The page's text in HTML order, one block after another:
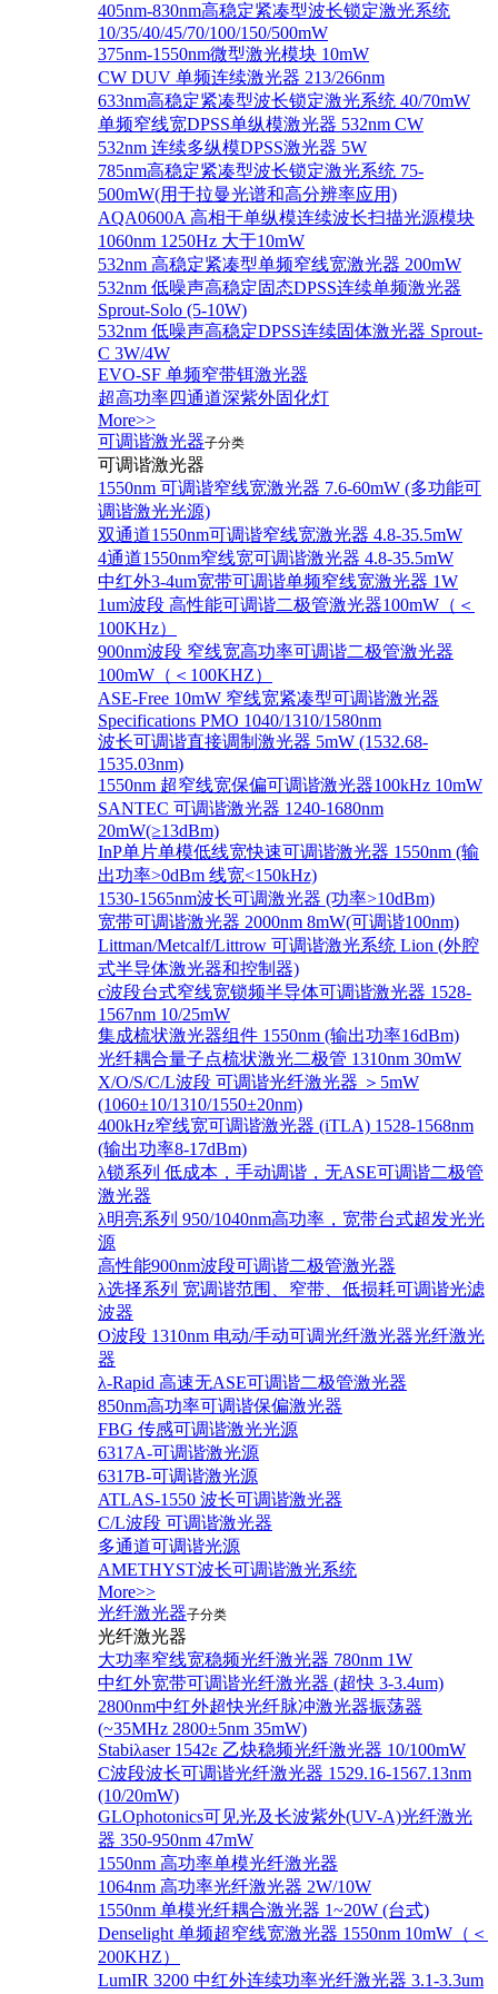
405nm-830nm高稳定紧凑型波长锁定激光系统
10/35/40/45/70/100/150/500mW
375nm-1550nm微型激光模块 10mW
CW DUV 单频连续激光器 213/266nm
633nm高稳定紧凑型波长锁定激光系统 40/70mW
单频窄线宽DPSS单纵模激光器 532nm CW
532nm 连续多纵模DPSS激光器 5W
785nm高稳定紧凑型波长锁定激光系统 75-
500mW(用于拉曼光谱和高分辨率应用)
AQA0600A 高相干单纵模连续波长扫描光源模块
1060nm 1250Hz 大于10mW
532nm 高稳定紧凑型单频窄线宽激光器 200mW
532nm 低噪声高稳定固态DPSS连续单频激光器
Sprout‐Solo (5-10W)
532nm 低噪声高稳定DPSS连续固体激光器 Sprout-
C 3W/4W
EVO-SF 单频窄带铒激光器
超高功率四通道深紫外固化灯
More>>
可调谐激光器子分类
可调谐激光器
1550nm 可调谐窄线宽激光器 7.6-60mW (多功能可
调谐激光光源)
双通道1550nm可调谐窄线宽激光器 4.8-35.5mW
4通道1550nm窄线宽可调谐激光器 4.8-35.5mW
中红外3-4um宽带可调谐单频窄线宽激光器 1W
1um波段 高性能可调谐二极管激光器100mW（＜
100KHz）
900nm波段 窄线宽高功率可调谐二极管激光器
100mW（＜100KHZ）
ASE-Free 10mW 窄线宽紧凑型可调谐激光器
Specifications PMO 1040/1310/1580nm
波长可调谐直接调制激光器 5mW (1532.68-
1535.03nm)
1550nm 超窄线宽保偏可调谐激光器100kHz 10mW
SANTEC 可调谐激光器 1240-1680nm
20mW(≥13dBm)
InP单片单模低线宽快速可调谐激光器 1550nm (输
出功率>0dBm 线宽<150kHz)
1530-1565nm波长可调激光器 (功率>10dBm)
宽带可调谐激光器 2000nm 8mW(可调谐100nm)
Littman/Metcalf/Littrow 可调谐激光系统 Lion (外腔
式半导体激光器和控制器)
c波段台式窄线宽锁频半导体可调谐激光器 1528-
1567nm 10/25mW
集成梳状激光器组件 1550nm (输出功率16dBm)
光纤耦合量子点梳状激光二极管 1310nm 30mW
X/O/S/C/L波段 可调谐光纤激光器 ＞5mW
(1060±10/1310/1550±20nm)
400kHz窄线宽可调谐激光器 (iTLA) 1528-1568nm
(输出功率8-17dBm)
λ锁系列 低成本，手动调谐，无ASE可调谐二极管
激光器
λ明亮系列 950/1040nm高功率，宽带台式超发光光
源
高性能900nm波段可调谐二极管激光器
λ选择系列 宽调谐范围、窄带、低损耗可调谐光滤
波器
O波段 1310nm 电动/手动可调光纤激光器光纤激光
器
λ-Rapid 高速无ASE可调谐二极管激光器
850nm高功率可调谐保偏激光器
FBG 传感可调谐激光光源
6317A-可调谐激光源
6317B-可调谐激光源
ATLAS-1550 波长可调谐激光器
C/L波段 可调谐激光器
多通道可调谐光源
AMETHYST波长可调谐激光系统
More>>
光纤激光器子分类
光纤激光器
大功率窄线宽稳频光纤激光器 780nm 1W
中红外宽带可调谐光纤激光器 (超快 3-3.4um)
2800nm中红外超快光纤脉冲激光器振荡器
(~35MHz 2800±5nm 35mW)
Stabiλaser 1542ε 乙炔稳频光纤激光器 10/100mW
C波段波长可调谐光纤激光器 1529.16-1567.13nm
(10/20mW)
GLOphotonics可见光及长波紫外(UV-A)光纤激光
器 350-950nm 47mW
1550nm 高功率单模光纤激光器
1064nm 高功率光纤激光器 2W/10W
1550nm 单模光纤耦合激光器 1~20W (台式)
Denselight 单频超窄线宽激光器 1550nm 10mW（＜
200KHZ）
LumIR 3200 中红外连续功率光纤激光器 3.1-3.3um